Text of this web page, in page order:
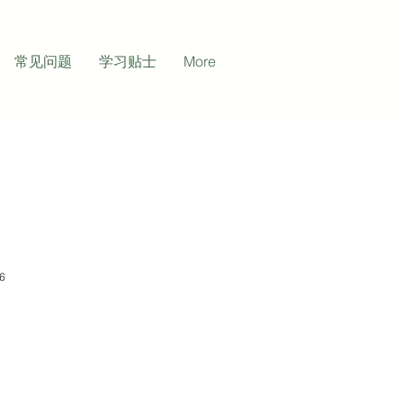
常见问题 学习贴士 More